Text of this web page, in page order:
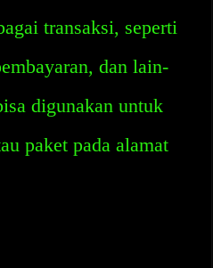
transaksi, seperti
dan lain-
digunakan untuk
paket pada alamat